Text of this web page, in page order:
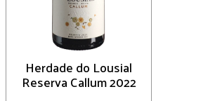
Herdade do Lousial
Reserva Callum 2022